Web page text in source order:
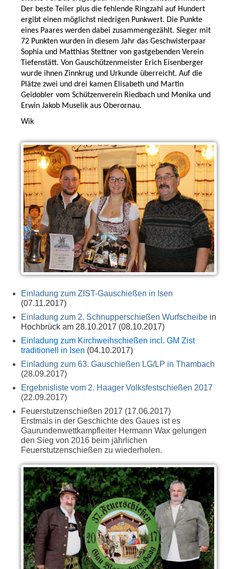
Der beste Teiler plus die fehlende Ringzahl auf Hundert
ergibt einen möglichst niedrigen Punkwert. Die Punkte
eines Paares werden dabei zusammengezählt. Sieger mit
72 Punkten wurden in diesem Jahr das Geschwisterpaar
Sophia und Matthias Stettner von gastgebenden Verein
Tiefenstätt. Von Gauschützenmeister Erich Eisenberger
wurde ihnen Zinnkrug und Urkunde überreicht. Auf die
Plätze zwei und drei kamen Elisabeth und Martin
Geidobler vom Schützenverein Riedbach und Monika und
Erwin Jakob Muselik aus Oberornau.
Wik
Einladung zum ZIST-Gauschießen in Isen
(07.11.2017)
Einladung zum 2. Schnupperschießen Wurfscheibe in
Hochbrück am 28.10.2017 (08.10.2017)
Einladung zum Kirchweihschießen incl. GM Zist
traditionell in Isen (04.10.2017)
Einladung zum 63. Gauschießen LG/LP in Thambach
(28.09.2017)
Ergebnisliste vom 2. Haager Volksfestschießen 2017
(22.09.2017)
Feuerstutzenschießen 2017 (17.06.2017)
Erstmals in der Geschichte des Gaues ist es
Gaurundenwettkampfleiter Hermann Wax gelungen
den Sieg von 2016 beim jährlichen
Feuerstutzenschießen zu wiederholen.